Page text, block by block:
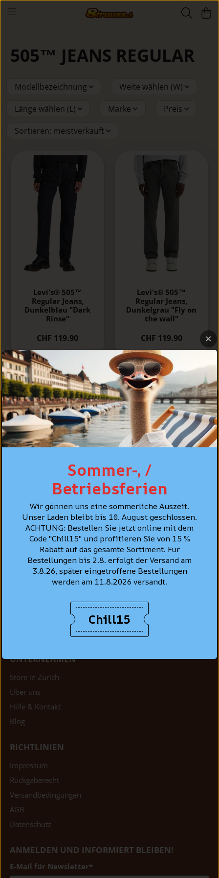
505™ JEANS REGULAR
Modellbezeichnung Weite wählen (W)
Länge wählen (L) Marke Preis
Sortieren: meistverkauft
Levi's® 505™
Regular Jeans,
Dunkelblau "Dark
Rinse"
CHF 119.90
Levi's® 505™
Regular Jeans,
Dunkelgrau "Fly on
the wall"
CHF 119.90
Oberdorfstrasse 22
CH-8001 Zürich
+41 44 261 91 22
Di - Fr : 10:00 - 18:30 Uhr
SHOP
Herren
UNTERNEHMEN
Store in Zürich
Über uns
Hilfe & Kontakt
Blog
RICHTLINIEN
Impressum
Rückgaberecht
Versandbedingungen
AGB
Datenschutz
ANMELDEN UND INFORMIERT BLEIBEN!
E-Mail für Newsletter*
Sommer-, /
Betriebsferien
Wir gönnen uns eine sommerliche Auszeit.
Unser Laden bleibt bis 10. August geschlossen.
ACHTUNG: Bestellen Sie jetzt online mit dem
Code "Chill15" und profitieren Sie von 15 %
Rabatt auf das gesamte Sortiment. Für
Bestellungen bis 2.8. erfolgt der Versand am
3.8.26, später eingetroffene Bestellungen
werden am 11.8.2026 versandt.
Chill15